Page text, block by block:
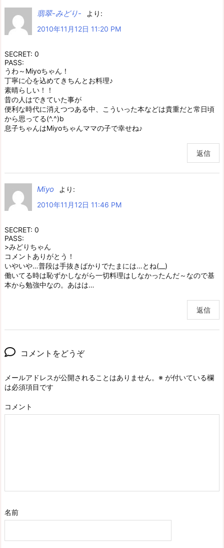
翡翠-みどり-
より:
2010年11月12日 11:20 PM
SECRET: 0
PASS:
うわ～Miyoちゃん！
丁寧に心を込めてきちんとお料理♪
素晴らしい！！
昔の人はできていた事が
便利な時代に消えつつある中、こういった本などは貴重だと常日頃
から思ってる(^.^)b
息子ちゃんはMiyoちゃんママの子で幸せね♪
返信
Miyo
より:
2010年11月12日 11:46 PM
SECRET: 0
PASS:
>みどりちゃん
コメントありがとう！
いやいや…普段は手抜きばかりでたまには…とね(__)
働いてる時は恥ずかしながら一切料理はしなかったんだ～なので基
本から勉強中なの。あはは…
返信
コメントをどうぞ
メールアドレスが公開されることはありません。 ※ が付いている欄
は必須項目です
コメント
名前